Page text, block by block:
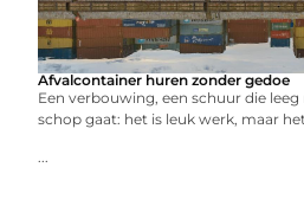
Afvalcontainer huren zonder gedoe
Een verbouwing, een schuur die
schop gaat: het is leuk werk, maar
...